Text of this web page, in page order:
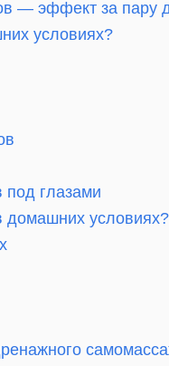
— эффект за пару
условиях?
глазами
домашних